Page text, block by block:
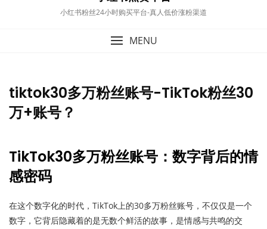
小红书粉丝24小时购买平台-真人低价涨粉渠道
MENU
tiktok30多万粉丝账号-TikTok粉丝30
万+账号？
TikTok30多万粉丝账号：数字背后的情
感密码
在这个数字化的时代，TikTok上的30多万粉丝账号，不仅仅是一个
数字，它背后隐藏着的是无数个鲜活的故事，是情感与共鸣的交